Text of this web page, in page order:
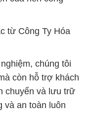
từ Công Ty Hóa
chúng tôi
còn hỗ trợ khách
chuyển và lưu trữ
và an toàn luôn